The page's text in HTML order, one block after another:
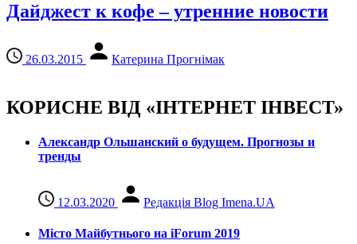
Дайджест к кофе – утренние новости
26.03.2015 Катерина Прогнімак
КОРИСНЕ ВІД «ІНТЕРНЕТ ІНВЕСТ»
Александр Ольшанский о будущем. Прогнозы и
тренды
12.03.2020 Редакція Blog Imena.UA
Місто Майбутнього на iForum 2019